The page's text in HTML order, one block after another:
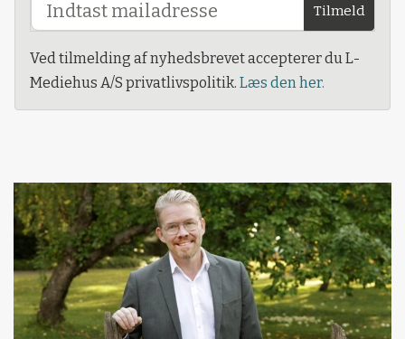
Tilmeld
Ved tilmelding af nyhedsbrevet accepterer du L-
Mediehus A/S privatlivspolitik. Læs den her.